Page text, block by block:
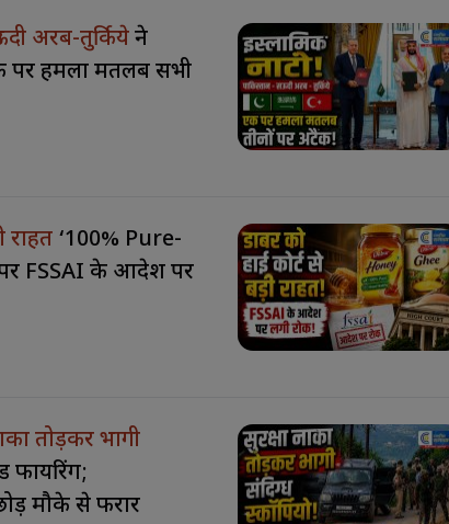
अरब-तुर्कियेने
पर हमला मतलब सभी
राहत ‘100% Pure-
पर FSSAI के आदेश पर
तोड़कर भागी
फायरिंग;
मौके से फरार